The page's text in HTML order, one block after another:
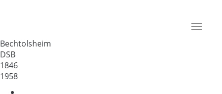
Toggle
Bechtolsheim
DSB
1846
1958